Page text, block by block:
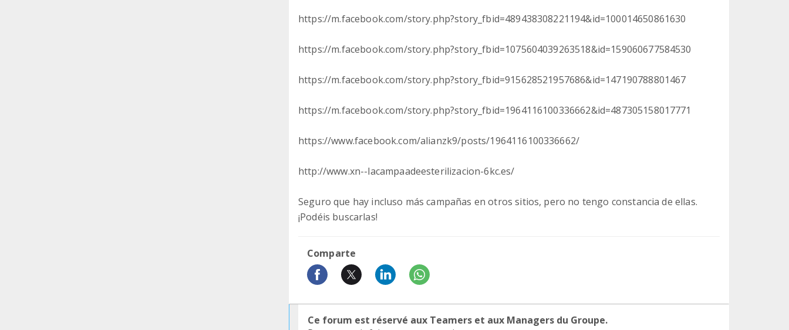
https://m.facebook.com/story.php?story_fbid=489438308221194&id=100014650861630
https://m.facebook.com/story.php?story_fbid=1075604039263518&id=159060677584530
https://m.facebook.com/story.php?story_fbid=915628521957686&id=147190788801467
https://m.facebook.com/story.php?story_fbid=1964116100336662&id=487305158017771
https://www.facebook.com/alianzk9/posts/1964116100336662/
http://www.xn--lacampaadeesterilizacion-6kc.es/
Seguro que hay incluso más campañas en otros sitios, pero no tengo constancia de ellas.
¡Podéis buscarlas!
Comparte
Ce forum est réservé aux Teamers et aux Managers du Groupe.